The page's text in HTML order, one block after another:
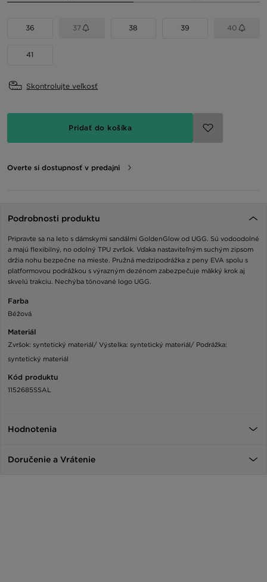
36 37 38 39 40
41
Skontrolujte veľkosť
Pridať do košíka
Overte si dostupnosť v predajni
Podrobnosti produktu
Pripravte sa na leto s dámskymi sandálmi GoldenGlow od UGG. Sú vodoodolné
a majú flexibilný, no odolný TPU zvršok. Vďaka nastaviteľným suchým zipsom
držia nohu bezpečne na mieste. Pružná medzipodrážka z peny EVA spolu s
platformovou podrážkou s výrazným dezénom zabezpečuje mäkký krok aj
skvelú trakciu. Nechýba tónované logo UGG.
Farba
Béžová
Materiál
Zvršok: syntetický materiál/ Výstelka: syntetický materiál/ Podrážka:
syntetický materiál
Kód produktu
1152685SSAL
Hodnotenia
Doručenie a Vrátenie